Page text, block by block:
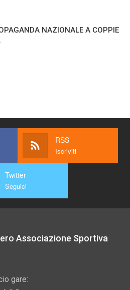
NAZIONALE A COPPIE
RSS
Iscriviti
Twitter
Seguici
Associazione Sportiva
gare: